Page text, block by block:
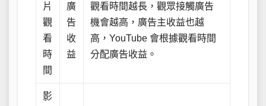
片
觀
看
時
間
廣
告
收
益
觀看時間越長，觀眾接觸廣告
機會越高，廣告主收益也越
高，YouTube 會根據觀看時間
分配廣告收益。
影